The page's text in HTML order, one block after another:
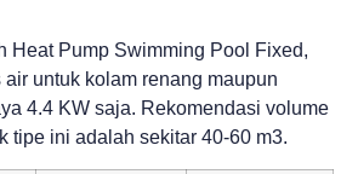
Heat Pump Swimming Pool Fixed,
untuk kolam renang maupun
4.4 KW saja. Rekomendasi volume
tipe ini adalah sekitar 40-60 m3.